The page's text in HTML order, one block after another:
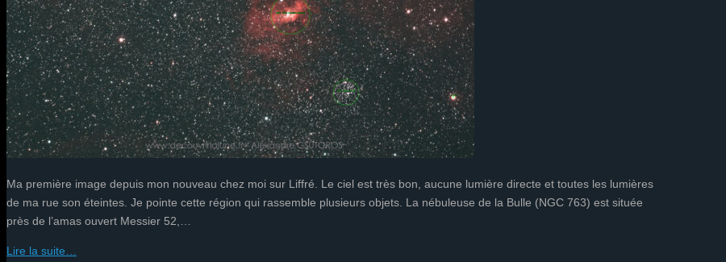
Ma première image depuis mon nouveau chez moi sur Liffré. Le ciel est très bon, aucune lumière directe et toutes les lumières
de ma rue son éteintes. Je pointe cette région qui rassemble plusieurs objets. La nébuleuse de la Bulle (NGC 763) est située
près de l’amas ouvert Messier 52,…
Lire la suite…